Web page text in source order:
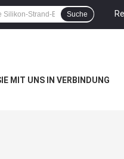
Suche
MIT UNS IN VERBINDUNG